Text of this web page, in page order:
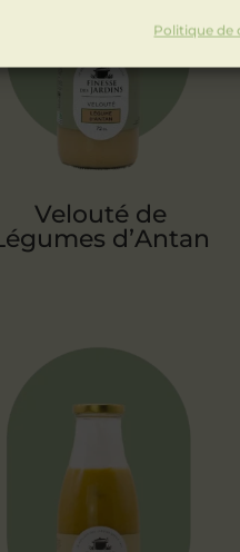
Politique de
Velouté de
d’Antan